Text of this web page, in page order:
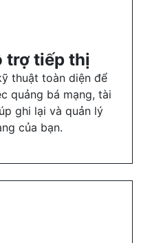
trợ tiếp thị
thuật toàn diện để
quảng bá mạng, tài
ghi lại và quản lý
của bạn.